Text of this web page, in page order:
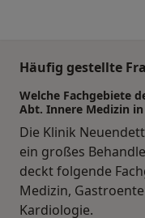
Häufig gestellte
Welche Fachgebiete
Abt. Innere Medizin
Die Klinik
ein großes
deckt folgende
Medizin,
Kardiologie.